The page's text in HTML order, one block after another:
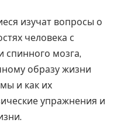
изучат вопросы о
человека с
спинного мозга,
образу жизни
и как их
упражнения и